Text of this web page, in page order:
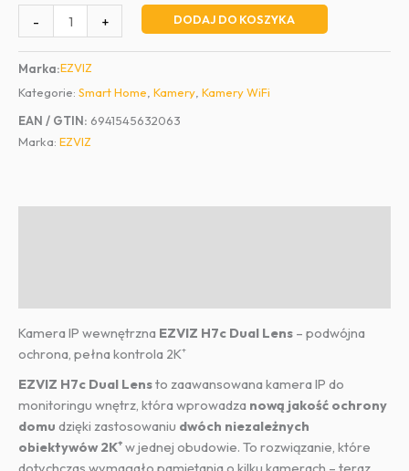
-
Kamera
IP
wewnętrzna
EZVIZ
H7c
Dual
+ DODAJ DO KOSZYKA
Marka:EZVIZ
Kategorie: Smart Home, Kamery, Kamery WiFi
EAN / GTIN: 6941545632063
Marka: EZVIZ
Kamera IP wewnętrzna EZVIZ H7c Dual Lens – podwójna
ochrona, pełna kontrola 2K⁺
EZVIZ H7c Dual Lensto zaawansowana kamera IP do
monitoringu wnętrz, która wprowadza nową jakość ochrony
domu dzięki zastosowaniu dwóch niezależnych
obiektywów 2K⁺w jednej obudowie. To rozwiązanie, które